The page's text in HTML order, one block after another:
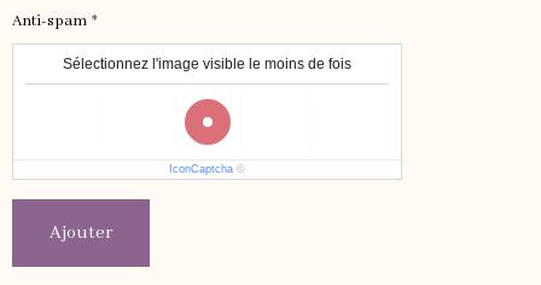
Anti-spam
Sélectionnez l'image visible le moins de fois
IconCaptcha ©
Ajouter